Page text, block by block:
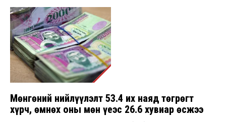
Мөнгөний нийлүүлэлт 53.4 их наяд төгрөгт
хүрч, өмнөх оны мөн үеэс 26.6 хувиар өсжээ